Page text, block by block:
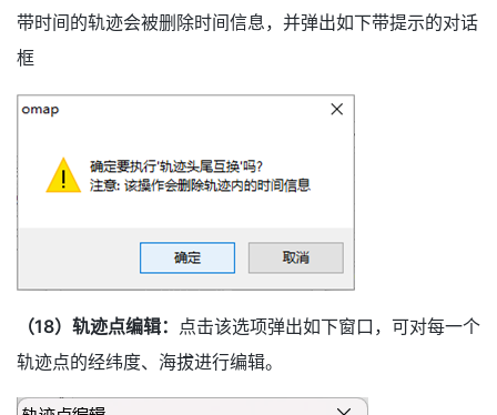
带时间的轨迹会被删除时间信息，并弹出如下带提示的对话
框
（18）轨迹点编辑： 点击该选项弹出如下窗口，可对每一个
轨迹点的经纬度、海拔进行编辑。